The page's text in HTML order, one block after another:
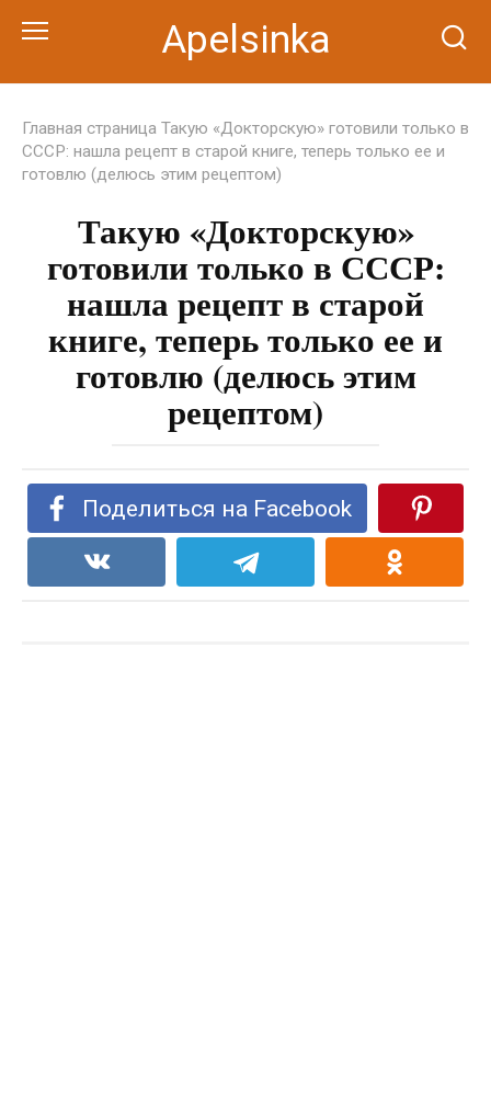
Apelsinka
Главная страница Такую «Докторскую» готовили только в
СССР: нашла рецепт в старой книге, теперь только ее и
готовлю (делюсь этим рецептом)
Такую «Докторскую»
готовили только в СССР:
нашла рецепт в старой
книге, теперь только ее и
готовлю (делюсь этим
рецептом)
Поделиться на Facebook